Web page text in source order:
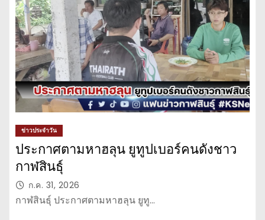
ข่าวประจำวัน
ประกาศตามหาฮลุน ยูทูปเบอร์คนดังชาว
กาฬสินธุ์
ก.ค. 31, 2026
กาฬสินธุ์ ประกาศตามหาฮลุน ยูทู…